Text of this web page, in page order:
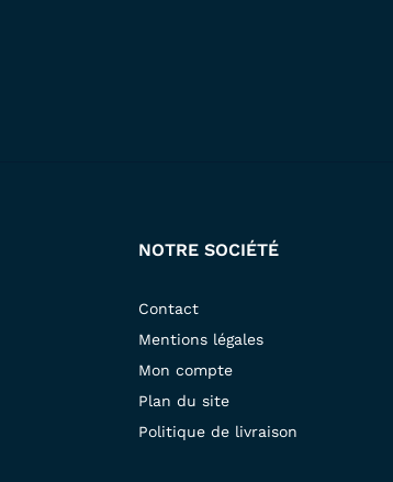
NOTRE SOCIÉTÉ
Contact
Mentions légales
Mon compte
Plan du site
Politique de livraison